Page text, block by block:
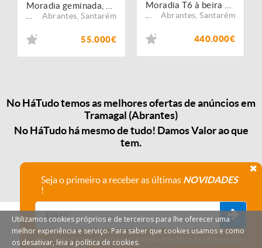
Abrantes ,Santarém
55.000€
Abrantes ,Santarém
440.000€
No HáTudo temos as melhores ofertas de anúncios em
Tramagal (Abrantes)
No HáTudo há mesmo de tudo! Damos Valor ao que
tem.
Seja o primeiro a receber as últimas NOVIDADES
!
Declaro que compreendi e aceito a Política de privacidade
Utilizamos cookies próprios e de terceiros para lhe oferecer uma
melhor experiência e serviço. Para saber que cookies usamos e como
os desativar, leia a política de cookies.